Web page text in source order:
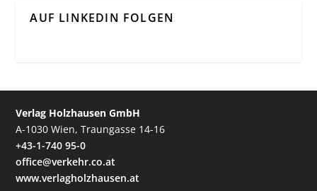
AUF LINKEDIN FOLGEN
Verlag Holzhausen GmbH
A-1030 Wien, Traungasse 14-16
+43-1-740 95-0
office@verkehr.co.at
www.verlagholzhausen.at